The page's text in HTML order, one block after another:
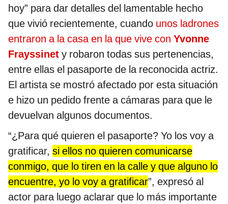
hoy” para dar detalles del lamentable hecho
que vivió recientemente, cuando unos ladrones
entraron a la casa en la que vive con Yvonne
Frayssinet y robaron todas sus pertenencias,
entre ellas el pasaporte de la reconocida actriz.
El artista se mostró afectado por esta situación
e hizo un pedido frente a cámaras para que le
devuelvan algunos documentos.
“¿Para qué quieren el pasaporte? Yo los voy a
gratificar, si ellos no quieren comunicarse
conmigo, que lo tiren en la calle y que alguno lo
encuentre, yo lo voy a gratificar”, expresó al
actor para luego aclarar que lo más importante